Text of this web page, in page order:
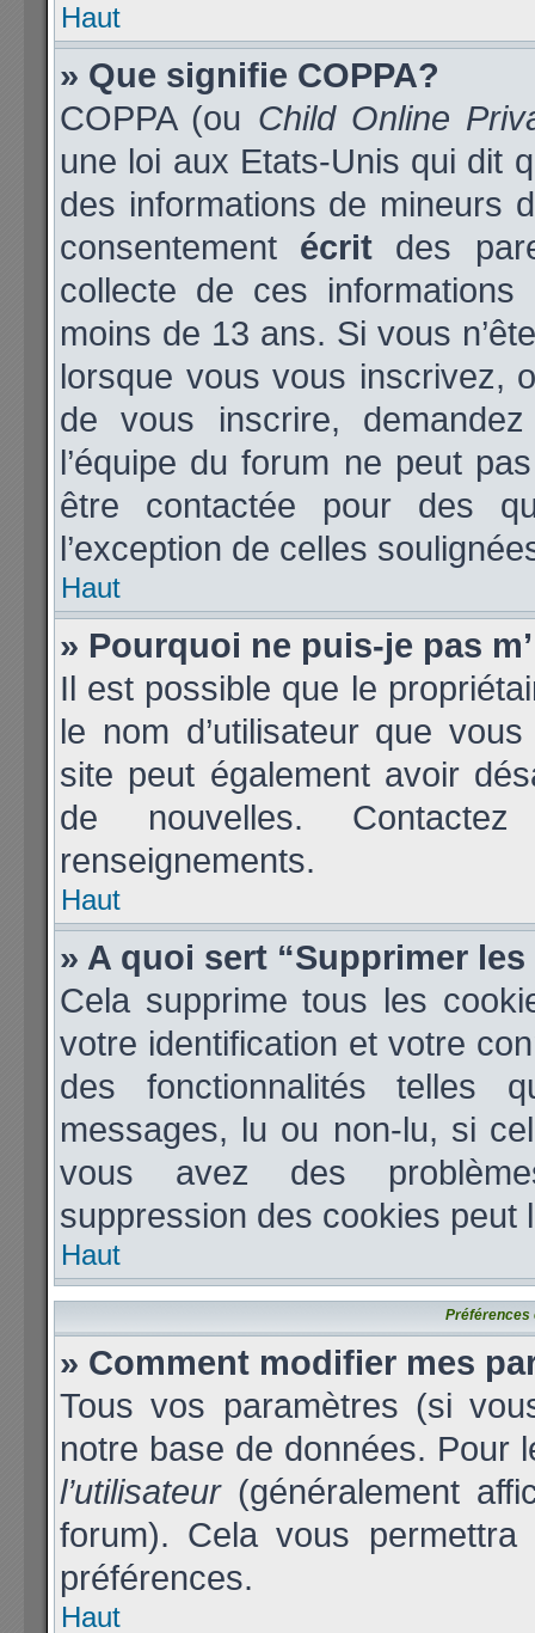
Haut
» Que signifie COPPA?
COPPA (ou Child Online
une loi aux Etats-Unis qui dit
des informations de mineurs
consentement écrit des
collecte de ces informations
moins de 13 ans. Si vous
lorsque vous vous inscrivez,
de vous inscrire,
l’équipe du forum ne peut
être contactée pour des
l’exception de celles
Haut
» Pourquoi ne puis-je pas
Il est possible que le
le nom d’utilisateur que
site peut également avoir
de nouvelles.
renseignements.
Haut
» A quoi sert “Supprimer
Cela supprime tous les
votre identification et votre
des fonctionnalités telles
messages, lu ou non-lu, si
vous avez des
suppression des cookies peut
Haut
Préférences
» Comment modifier mes
Tous vos paramètres (si
notre base de données. Pour
l’utilisateur(généralement
forum). Cela vous
préférences.
Haut